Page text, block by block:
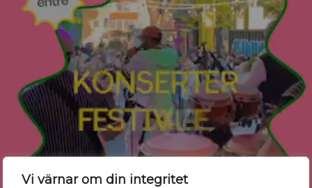
Vi värnar om din integritet